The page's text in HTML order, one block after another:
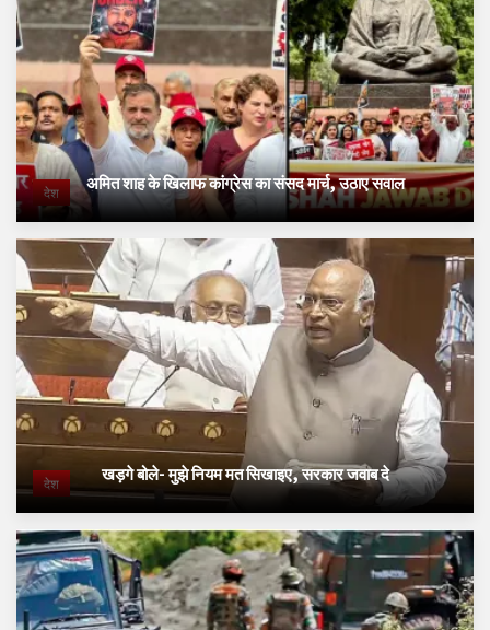
देश अमित शाह के खिलाफ कांग्रेस का संसद मार्च, उठाए सवाल
देश खड़गे बोले- मुझे नियम मत सिखाइए, सरकार जवाब दे